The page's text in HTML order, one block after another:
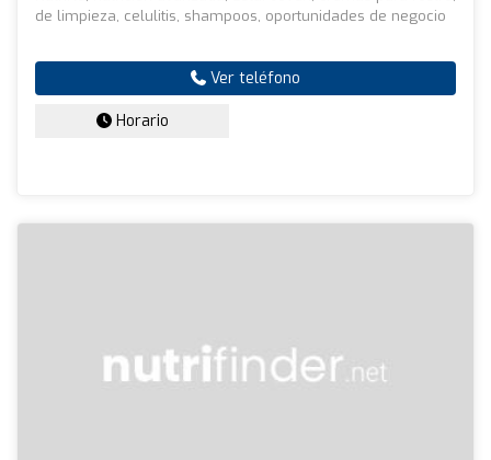
de limpieza, celulitis, shampoos, oportunidades de negocio
Ver teléfono
Horario